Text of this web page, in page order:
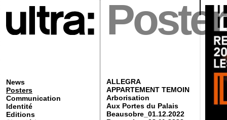
News
Posters
Communication
Identité
Editions
ALLEGRA
APPARTEMENT TEMOIN
Arborisation
Aux Portes du Palais
Beausobre_01.12.2022